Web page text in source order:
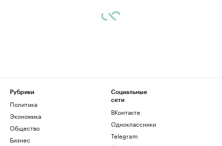
Рубрики
Политика
Экономика
Общество
Бизнес
Социальные
сети
ВКонтакте
Одноклассники
Telegram